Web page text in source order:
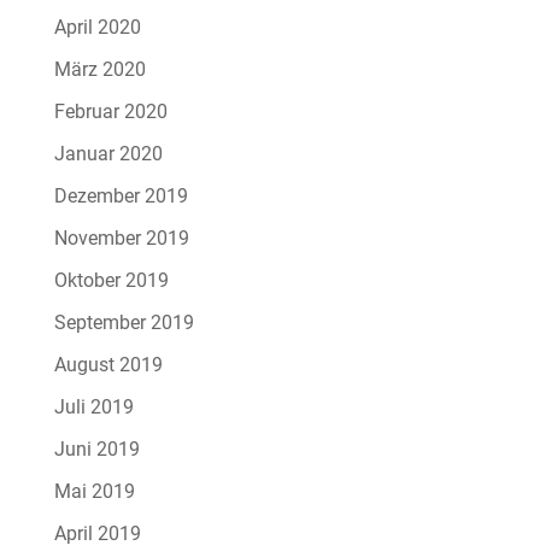
April 2020
März 2020
Februar 2020
Januar 2020
Dezember 2019
November 2019
Oktober 2019
September 2019
August 2019
Juli 2019
Juni 2019
Mai 2019
April 2019